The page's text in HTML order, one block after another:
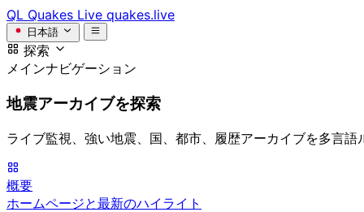
QL Quakes Live quakes.live
日本語
探索
メインナビゲーション
地震アーカイブを探索
ライブ監視、強い地震、国、都市、履歴アーカイブを多言語
概要
ホームページと最新のハイライト